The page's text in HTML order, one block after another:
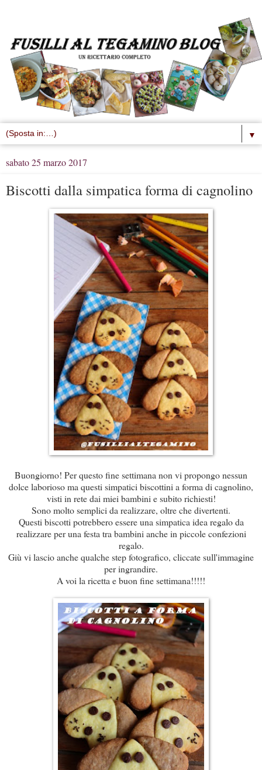
▼
sabato 25 marzo 2017
Biscotti dalla simpatica forma di cagnolino
Buongiorno! Per questo fine settimana non vi propongo nessun
dolce laborioso ma questi simpatici biscottini a forma di cagnolino,
visti in rete dai miei bambini e subito richiesti!
Sono molto semplici da realizzare, oltre che divertenti.
Questi biscotti potrebbero essere una simpatica idea regalo da
realizzare per una festa tra bambini anche in piccole confezioni
regalo.
Giù vi lascio anche qualche step fotografico, cliccate sull'immagine
per ingrandire.
A voi la ricetta e buon fine settimana!!!!!